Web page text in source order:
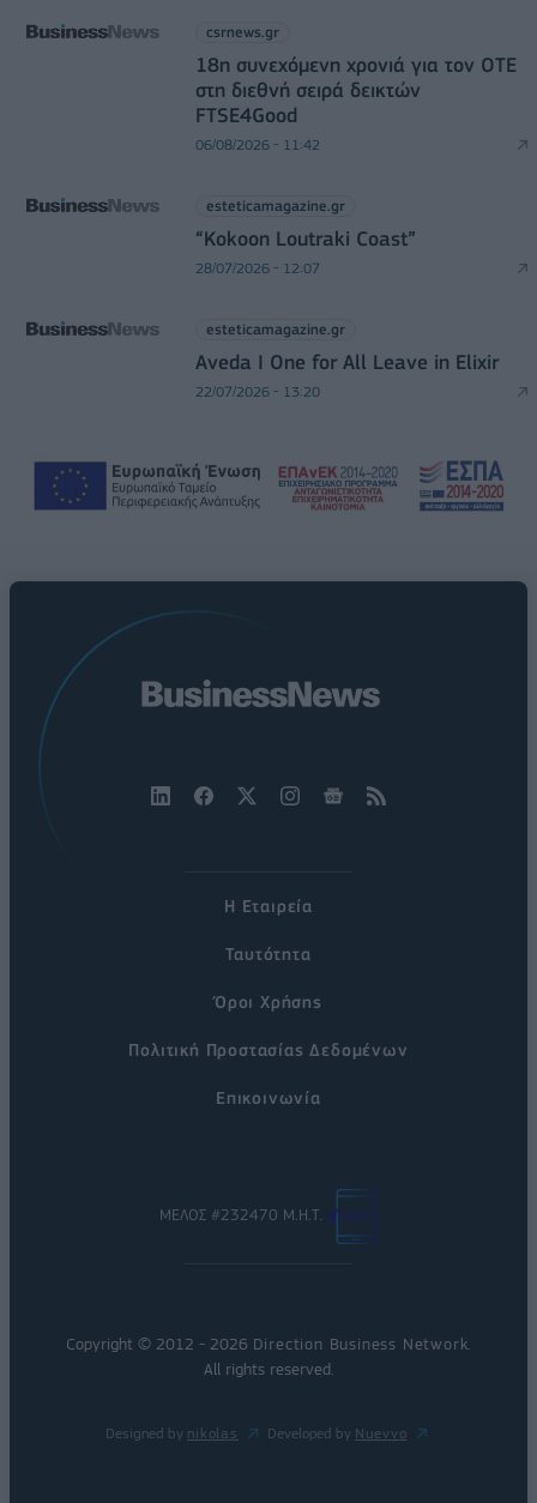
csrnews.gr
18η συνεχόμενη χρονιά για τον ΟΤΕ
στη διεθνή σειρά δεικτών
FTSE4Good
06/08/2026 - 11:42
esteticamagazine.gr
“Kokoon Loutraki Coast”
28/07/2026 - 12:07
esteticamagazine.gr
Aveda I One for All Leave in Elixir
22/07/2026 - 13:20
Η Εταιρεία
Ταυτότητα
Όροι Χρήσης
Πολιτική Προστασίας Δεδομένων
Επικοινωνία
ΜΕΛΟΣ #232470 Μ.Η.Τ.
Copyright © 2012 - 2026 Direction Business Network
All rights reserved.
Designed by nikolas Developed by Nuevvo